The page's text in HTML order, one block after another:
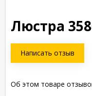
Люстра
Написать отзыв
Об этом товаре